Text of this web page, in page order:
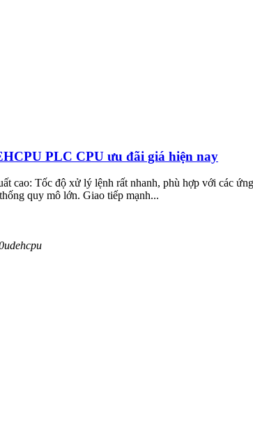
PLC CPU ưu đãi giá hiện nay
cao: Tốc độ xử lý lệnh rất nhanh, phù hợp với các
quy mô lớn. Giao tiếp mạnh...